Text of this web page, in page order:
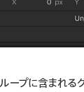
ープに含まれる